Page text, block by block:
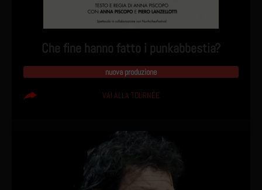
Che fine hanno fatto i punkabbestia?
nuova produzione
VAI ALLA TOURNÉE